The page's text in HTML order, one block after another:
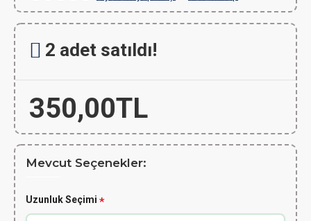
350,00TL
2 adet satıldı!
Mevcut Seçenekler:
Uzunluk Seçimi